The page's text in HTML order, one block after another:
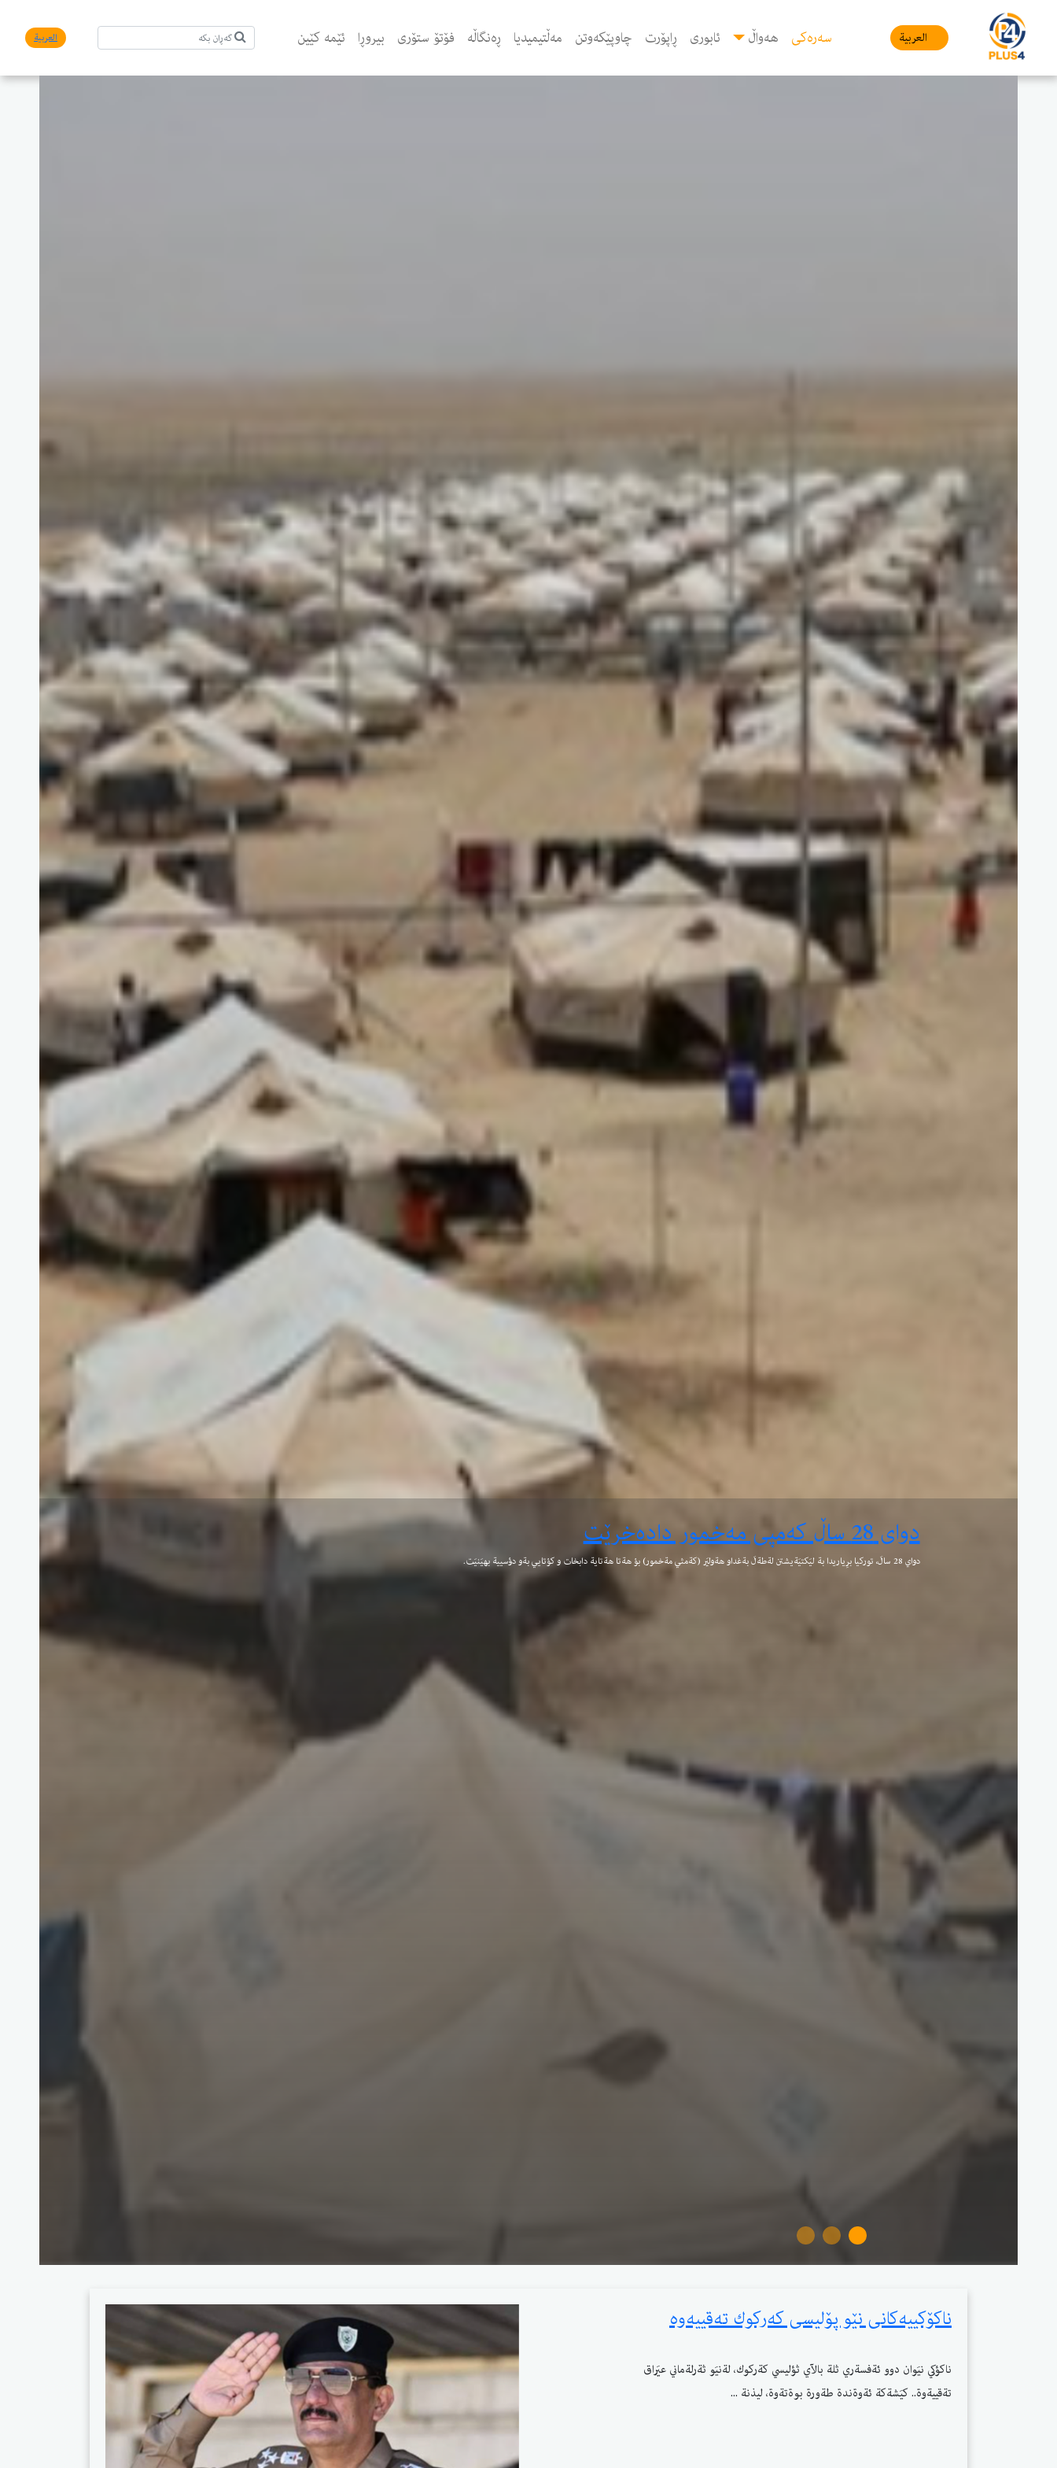
العربیة سەرەکی هەواڵ ئابوری ڕاپۆرت چاوپێکەوتن مەڵتیمیدیا ڕەنگاڵە فۆتۆ ستۆری بیروڕا ئێمە کێین العربیة
بزانە دەستگیرکراوەکانی بەرەبەیانی کەرکوک کێن؟
کاتژمێر 3ی بەرەبەیانی ئەمڕۆ هەینی 31ی نیسانی 2026؛ ژمارەیەک ئەفسەری باڵای کەرکوک کە فەرمانی دەستگیرکردنیان هەبوو، خۆیان رادەستی ...
ناكۆكییەكانی نێو پۆلیسی كەركوك تەقییەوە
ناكؤكي نيَوان دوو ئةفسةري ثلة بالآي ثؤليسي كةركوك، لةنيَو ثةرلةماني عيَراق
تةقييةوة.. كيَشةكة ئةوةندة طةورة بوةتةوة، ليذنة ...